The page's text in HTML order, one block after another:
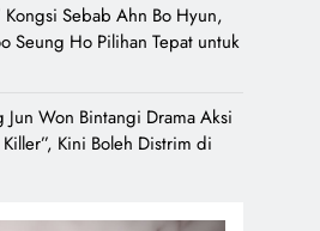
Kongsi Sebab Ahn Bo Hyun,
Seung Ho Pilihan Tepat untuk
Jun Won Bintangi Drama Aksi
Kini Boleh Distrim di